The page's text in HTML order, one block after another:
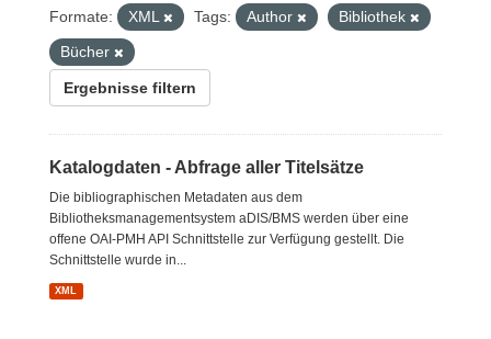
Formate: XML Tags: Author
Bibliothek
Bücher
Ergebnisse filtern
Katalogdaten - Abfrage aller Titelsätze
Die bibliographischen Metadaten aus dem
Bibliotheksmanagementsystem aDIS/BMS werden über eine
offene OAI-PMH API Schnittstelle zur Verfügung gestellt. Die
Schnittstelle wurde in...
XML